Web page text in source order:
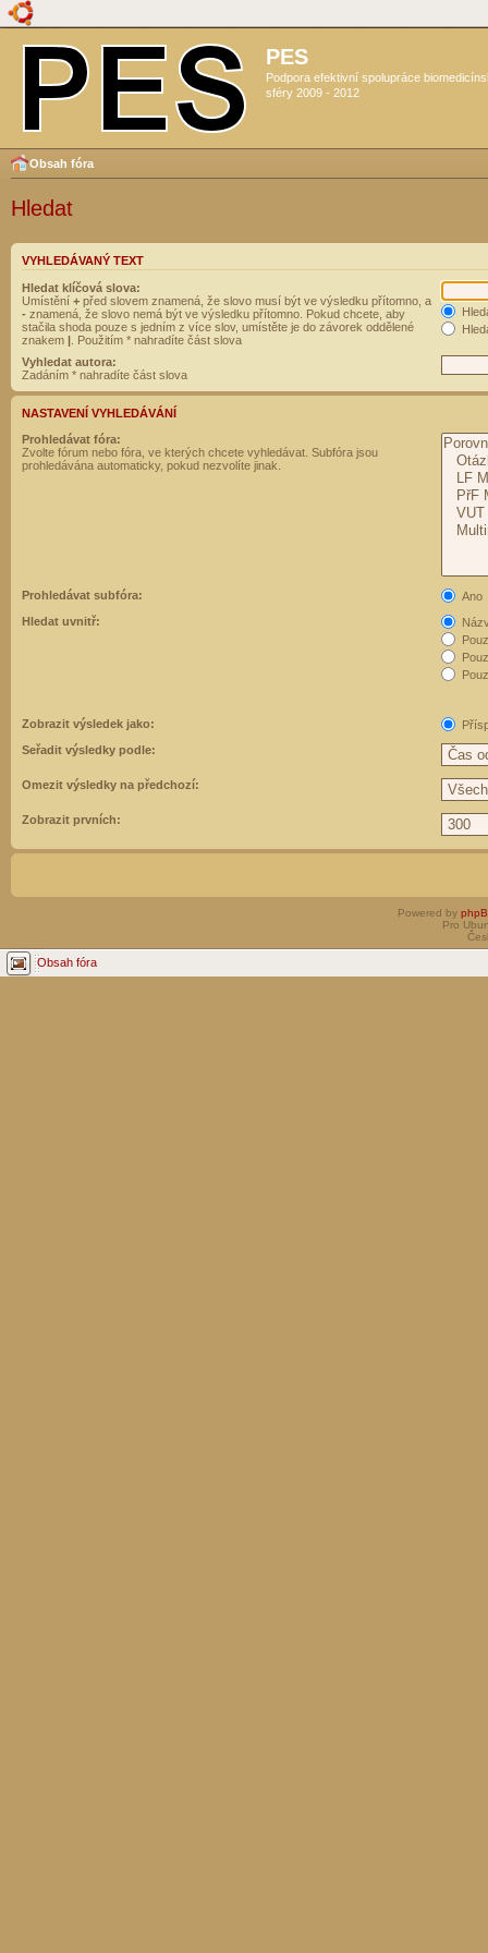
PES
Podpora efektivní spolupráce
sféry 2009 - 2012
Obsah fóra
Hledat
VYHLEDÁVANÝ TEXT
Hledat klíčová slova:
Umístění + před slovem znamená, že slovo musí být ve výsledku přítomno, a
- znamená, že slovo nemá být ve výsledku přítomno. Pokud chcete, aby
stačila shoda pouze s jedním z více slov, umístěte je do závorek oddělené
znakem | . Použitím * nahradíte část slova
Vyhledat autora:
Zadáním * nahradíte část slova
NASTAVENÍ VYHLEDÁVÁNÍ
Prohledávat fóra:
Zvolte fórum nebo fóra, ve kterých chcete vyhledávat. Subfóra jsou
prohledávána automaticky, pokud nezvolíte jinak.
Prohledávat subfóra:
Ano
Hledat uvnitř:
Zobrazit výsledek jako:
Seřadit výsledky podle:
Omezit výsledky na předchozí:
Zobrazit prvních:
Powered by
Pro
Obsah fóra